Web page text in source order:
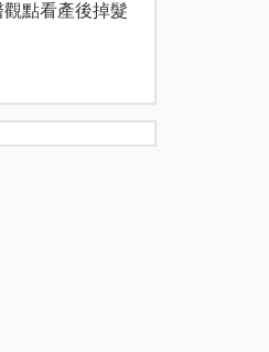
點看產後掉髮